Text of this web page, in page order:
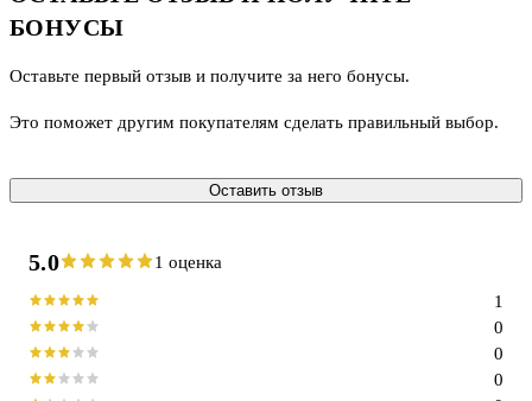
БОНУСЫ
Оставьте первый отзыв и получите за него бонусы.
Это поможет другим покупателям сделать правильный выбор.
Оставить отзыв
5.0 1 оценка
0
0
0
1